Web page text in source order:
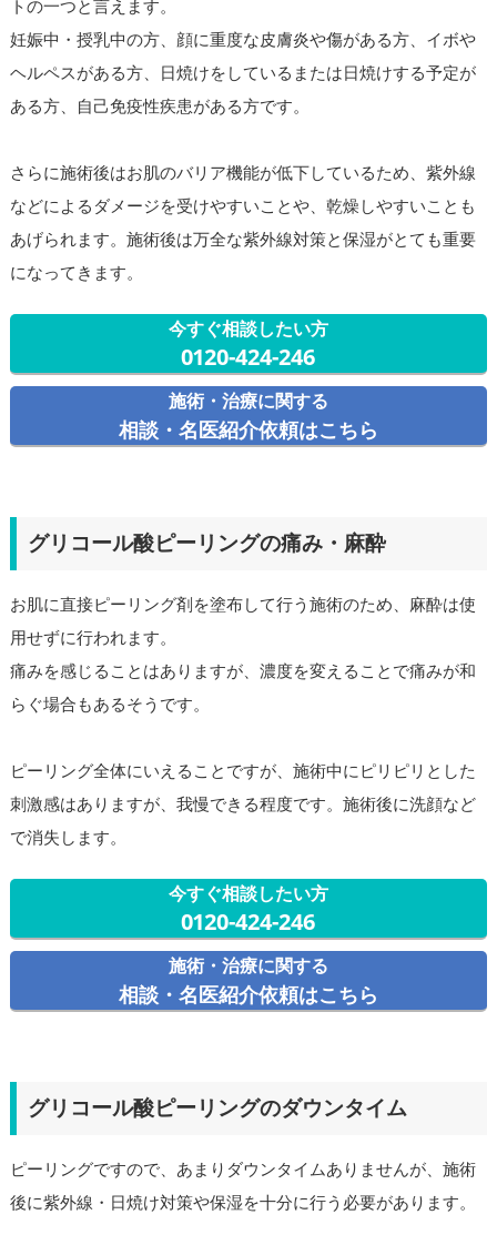
トの一つと言えます。
妊娠中・授乳中の方、顔に重度な皮膚炎や傷がある方、イボや
ヘルペスがある方、日焼けをしているまたは日焼けする予定が
ある方、自己免疫性疾患がある方です。
さらに施術後はお肌のバリア機能が低下しているため、紫外線
などによるダメージを受けやすいことや、乾燥しやすいことも
あげられます。施術後は万全な紫外線対策と保湿がとても重要
になってきます。
今すぐ相談したい方
0120-424-246
施術・治療に関する
相談・名医紹介依頼はこちら
グリコール酸ピーリングの痛み・麻酔
お肌に直接ピーリング剤を塗布して行う施術のため、麻酔は使
用せずに行われます。
痛みを感じることはありますが、濃度を変えることで痛みが和
らぐ場合もあるそうです。
ピーリング全体にいえることですが、施術中にピリピリとした
刺激感はありますが、我慢できる程度です。施術後に洗顔など
で消失します。
今すぐ相談したい方
0120-424-246
施術・治療に関する
相談・名医紹介依頼はこちら
グリコール酸ピーリングのダウンタイム
ピーリングですので、あまりダウンタイムありませんが、施術
後に紫外線・日焼け対策や保湿を十分に行う必要があります。